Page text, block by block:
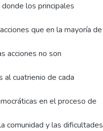
los principales
que en la mayoría de
acciones no son
al cuatrienio de cada
en el proceso de
comunidad y las dificultades